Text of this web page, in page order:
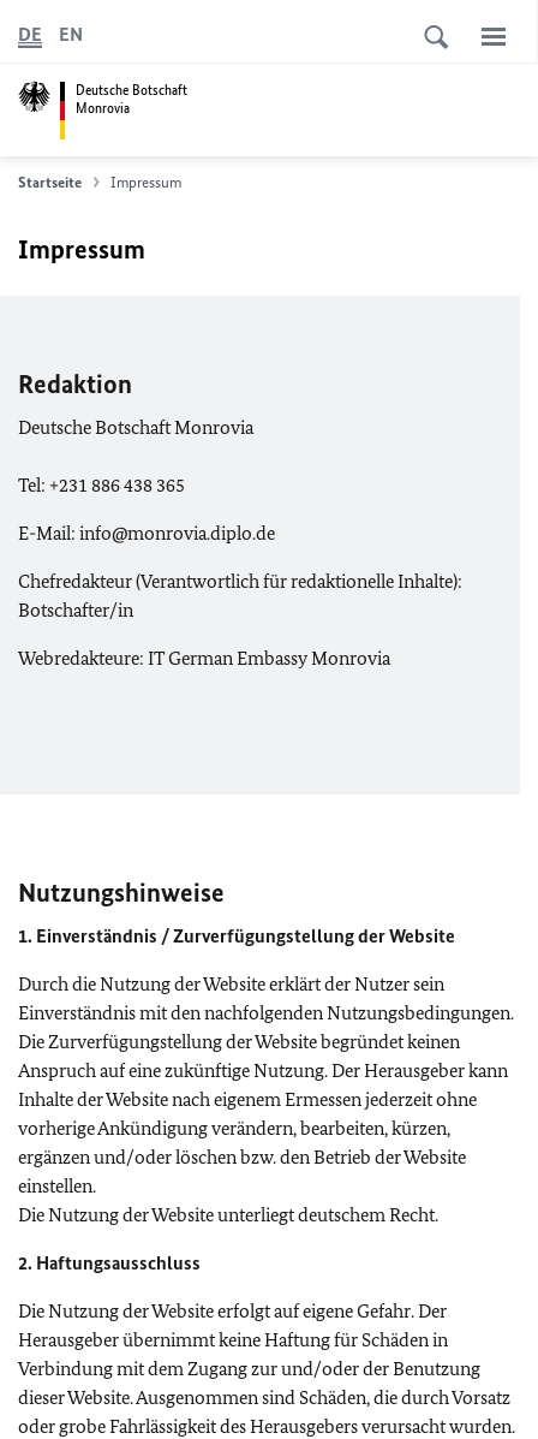
Deutsche Botschaft
Monrovia
DE EN
Startseite Impressum
Impressum
Redaktion
Deutsche Botschaft Monrovia
Tel: +231 886 438 365
E-Mail: info@monrovia.diplo.de
Chefredakteur (Verantwortlich für redaktionelle Inhalte):
Botschafter/in
Webredakteure: IT German Embassy Monrovia
Nutzungshinweise
1. Einverständnis / Zurverfügungstellung der Website
Durch die Nutzung der Website erklärt der Nutzer sein
Einverständnis mit den nachfolgenden Nutzungsbedingungen.
Die Zurverfügungstellung der Website begründet keinen
Anspruch auf eine zukünftige Nutzung. Der Herausgeber kann
Inhalte der Website nach eigenem Ermessen jederzeit ohne
vorherige Ankündigung verändern, bearbeiten, kürzen,
ergänzen und/oder löschen bzw. den Betrieb der Website
einstellen.
Die Nutzung der Website unterliegt deutschem Recht.
2. Haftungsausschluss
Die Nutzung der Website erfolgt auf eigene Gefahr. Der
Herausgeber übernimmt keine Haftung für Schäden in
Verbindung mit dem Zugang zur und/oder der Benutzung
dieser Website. Ausgenommen sind Schäden, die durch Vorsatz
oder grobe Fahrlässigkeit des Herausgebers verursacht wurden.